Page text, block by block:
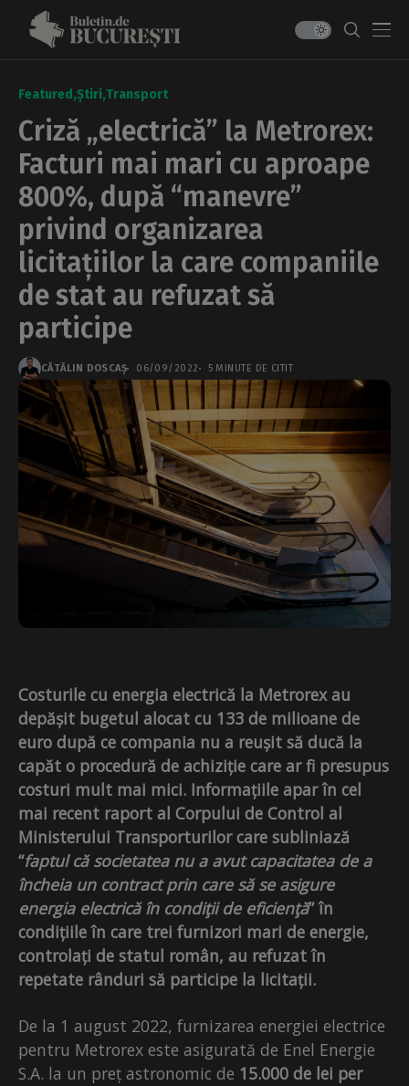
Featured Știri Transport
Criză „electrică” la Metrorex:
Facturi mai mari cu aproape
800%, după “manevre”
privind organizarea
licitațiilor la care companiile
de stat au refuzat să
participe
CĂTĂLIN DOSCAȘ 06/09/2022 5 MINUTE DE CITIT
Costurile cu energia electrică la Metrorex au
depășit bugetul alocat cu 133 de milioane de
euro după ce compania nu a reușit să ducă la
capăt o procedură de achiziție care ar fi presupus
costuri mult mai mici. Informațiile apar în cel
mai recent raport al Corpului de Control al
Ministerului Transporturilor care subliniază
“faptul că societatea nu a avut capacitatea de a
încheia un contract prin care să se asigure
energia electrică în condiţii de eficienţă” în
condițiile în care trei furnizori mari de energie,
controlați de statul român, au refuzat în
repetate rânduri să participe la licitații.
De la 1 august 2022, furnizarea energiei electrice
pentru Metrorex este asigurată de Enel Energie
S.A. la un preț astronomic de 15.000 de lei per